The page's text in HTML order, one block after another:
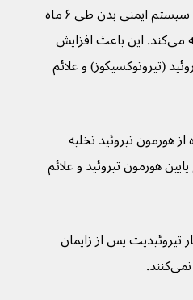
در تیروئیدیت پس از زایمان، سیستم ایمنی بدن طی ۶ ماه
پس از زایمان به تیروئید حمله می‌کند. این باعث افزایش
تیروئید (تیروتوکسیکوز) و علائم
هورمون تیروئید تخلیه
هورمون تیروئید و علائم
تیروئیدیت پس از زایمان